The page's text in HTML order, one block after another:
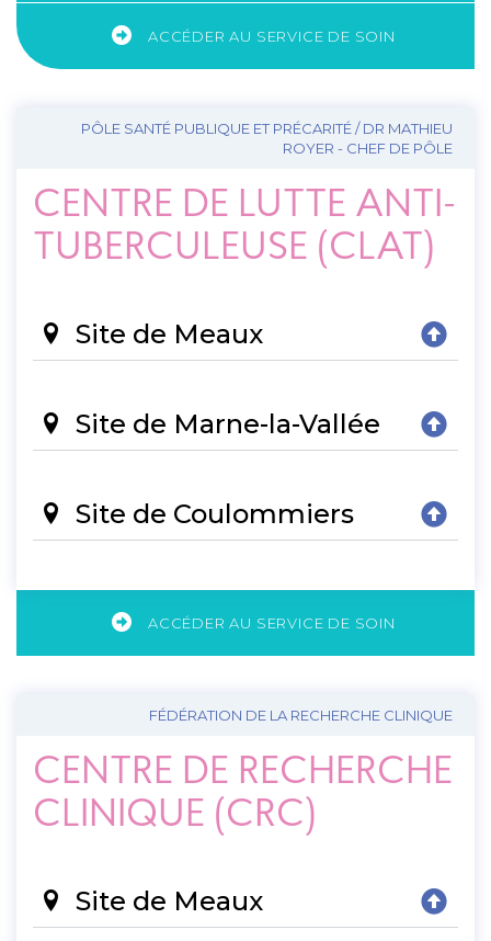
ACCÉDER AU SERVICE DE SOIN
PÔLE SANTÉ PUBLIQUE ET PRÉCARITÉ / DR MATHIEU
ROYER - CHEF DE PÔLE
CENTRE DE LUTTE ANTI-
TUBERCULEUSE (CLAT)
Site de Meaux
Site de Marne-la-Vallée
Site de Coulommiers
ACCÉDER AU SERVICE DE SOIN
FÉDÉRATION DE LA RECHERCHE CLINIQUE
CENTRE DE RECHERCHE
CLINIQUE (CRC)
Site de Meaux